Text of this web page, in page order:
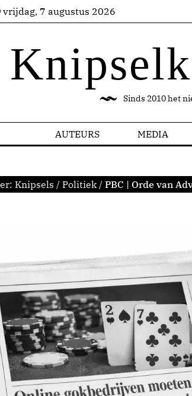
vrijdag, 7 augustus 2026
Sinds 2010 het
AUTEURS MEDIA
Knipsels / Politiek / PBC | Orde van